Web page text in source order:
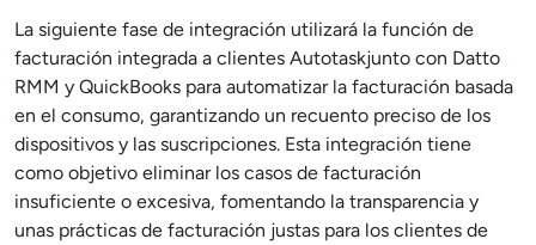
La siguiente fase de integración utilizará la función de
facturación integrada a clientes Autotaskjunto con Datto
RMM y QuickBooks para automatizar la facturación basada
en el consumo, garantizando un recuento preciso de los
dispositivos y las suscripciones. Esta integración tiene
como objetivo eliminar los casos de facturación
insuficiente o excesiva, fomentando la transparencia y
unas prácticas de facturación justas para los clientes de